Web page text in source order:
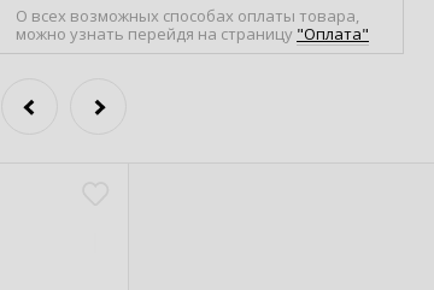
О всех возможных способах оплаты товара,
можно узнать перейдя на страницу "Оплата"